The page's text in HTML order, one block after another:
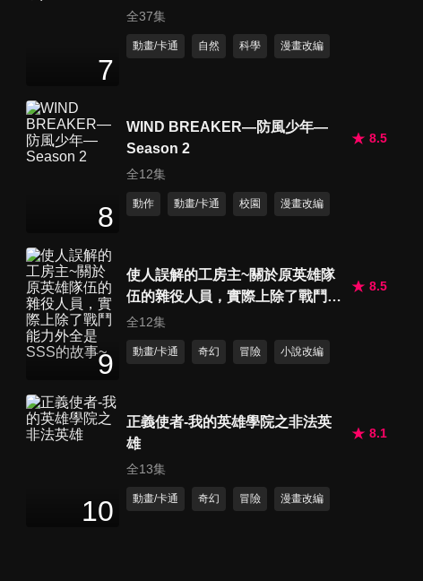
7
全37集
動畫/卡通 自然 科學 漫畫改編
8
WIND BREAKER—防風少年—
Season 2
8.5
全12集
動作 動畫/卡通 校園 漫畫改編
9
使人誤解的工房主~關於原英雄隊
伍的雜役人員，實際上除了戰鬥能
力外全是SSS的故事~
8.5
全12集
動畫/卡通 奇幻 冒險 小說改編
10
正義使者-我的英雄學院之非法英
雄
8.1
全13集
動畫/卡通 奇幻 冒險 漫畫改編